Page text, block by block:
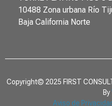
10488 Zona urbana Río
Baja California Norte
Copyright© 2025 FIRST
By
Aviso de